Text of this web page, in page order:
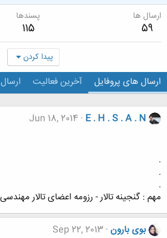
ارسال ها
59
پسندها
115
پیدا کردن
ارسال های پروفایل آخرین فعالیت
E . H . S . A . N
Jun 18, 2014
.
.
.
مهم : گنجینه تالار - رزومه اعضای تالار
بوی بارون Sep 22, 2013